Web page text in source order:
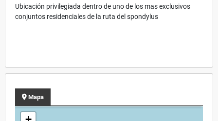
Ubicación privilegiada dentro de uno de los mas exclusivos
conjuntos residenciales de la ruta del spondylus
Mapa